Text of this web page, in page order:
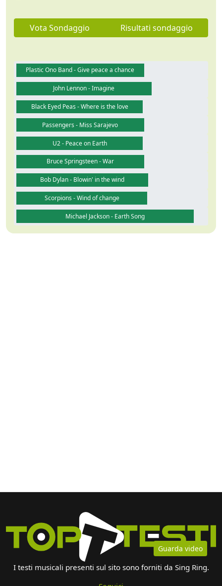
Guarda video
Vota Sondaggio Risultati sondaggio
Plastic Ono Band - Give peace a chance
John Lennon - Imagine
Black Eyed Peas - Where is the love
Passengers - Miss Sarajevo
U2 - Peace on Earth
Bruce Springsteen - War
Bob Dylan - Blowin' in the wind
Scorpions - Wind of change
Michael Jackson - Earth Song
I testi musicali presenti sul sito sono forniti da Sing Ring.